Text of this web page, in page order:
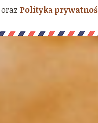
oraz Polityka